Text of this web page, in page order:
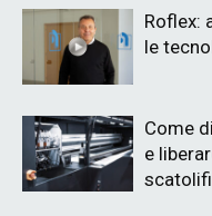
Roflex:
le
Come
e